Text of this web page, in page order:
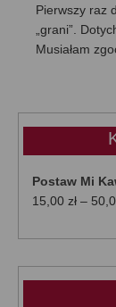
Pierwszy raz
„grani”.
Musiałam
Postaw Mi
15,00 zł –